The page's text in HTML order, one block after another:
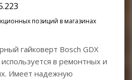
позиций в магазинах
гайковерт Bosch GDX
в ремонтных и
Имеет надежную